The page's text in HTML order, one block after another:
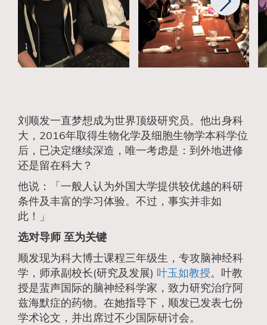
刘顺发一直梦想成为世界顶级研究员。他出身科
大，2016年取得生物化学及细胞生物学本科学位
后，已决定继续深造，唯一考虑是：到外地进修
还是留在科大？
他说：「一般人认为外国大学提供较优越的科研
条件及丰富的学习体验。不过，事实并非如
此！」
选对导师 至为关键
顺发现为科大博士课程三年级生，专攻脑神经科
学，师承副校长(研究及发展) 叶玉如教授。叶教
授是蜚声国际的脑神经科学家，致力研究治疗阿
兹海默症的药物。在她指导下，顺发已发表七份
学术论文，并出席过不少国际研讨会。